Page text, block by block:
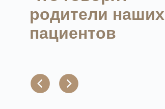
родители наших
пациентов